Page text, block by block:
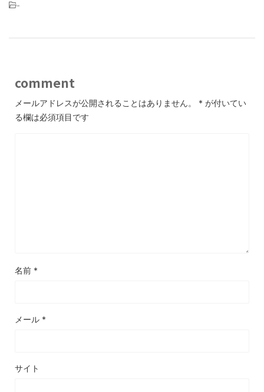
-
comment
メールアドレスが公開されることはありません。 * が付いてい
る欄は必須項目です
名前 *
メール *
サイト